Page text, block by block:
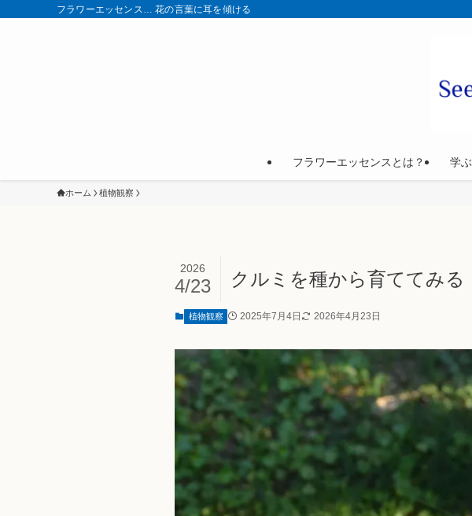
フラワーエッセンス… 花の言葉に耳を傾ける
フラワーエッセンスとは？ 学ぶ
ホーム 植物観察
クルミを種から育ててみる
2026
4/23
植物観察 2025年7月4日 2026年4月23日